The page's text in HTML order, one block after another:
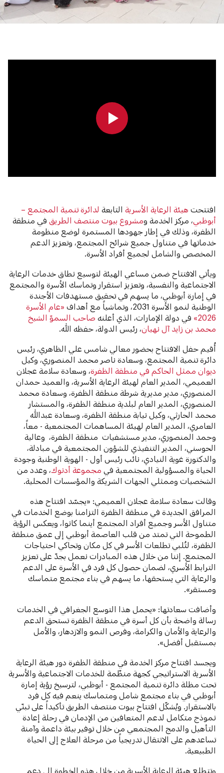
افتتحتهيئة الرعاية الأسريةالتابعةلدائرة تنمية المجتمع –
أبوظبي ، مركز الخدمة ومشروع بيوت منتصف الطريقفي منطقة
الظفرة، وذلك في إطار جهودها المستمرة لوضع منظومة
خدماتها في متناول جميع شرائح المجتمع، وتعزيز الدعم
المخصص والشامل لجميع أفراد الأسرة.
ويأتي الافتتاح ضمن مساعي الهيئة لتوسيع نطاق خدمات الرعاية
الاجتماعية والنفسية، وتعزيز استقرار وتماسك الأسرة والمجتمع
في إمارة أبوظبي، ما يسهم في تحقيق مستهدفات الأجندة
الوطنية لنمو الأسرة 2031، وتماشياً مع أهداف
«عام الأسرة
2026» في دولة الإمارات، الذي أعلنهصاحب السموّ الشيخ
محمد بن زايد آل نهيان، رئيس الدولة، حفظه الله.
أُقيم حفل الافتتاح بحضور معالي شامس علي الظاهري، رئيس
دائرة تنمية المجتمع، وسعادة ناصر محمد المنصوري، وكيل
ديوان ممثل الحاكم في منطقة الظفرة، وسعادة سلامة عجلان
العميمي، المدير العام لهيئة الرعاية الأسرية، والعميد حمدان
المنصوري، مدير مديرية شرطة منطقة الظفرة، وسعادة محمد
المنصوري، المدير العام لبلدية منطقة الظفرة، والمستشار
محمد الحارثي، وكيل نيابة منطقة الظفرة، وسعادة عبدالله
العامري، المدير العام لهيئة المساهمات المجتمعية - معاً،
وحمد المنصوري، مدير مستشفيات منطقة الظفرة، وعالية
الحوسني، المدير التنفيذي للشؤون المجتمعية في مبادلة،
والدكتورة غوية النيادي، نائب رئيس أول - الهوية الوطنية وجودة
الحياة والمسؤولية المجتمعية في مجموعة أدنوك، وعدد من
الشخصيات وممثلي الجهات الشريكة والمؤسسات المحلية.
وقالت سعادة سلامة عجلان العميمي: «يجسّد افتتاح هذه
المرافق الجديدة في منطقة الظفرة التزامنا بوضع الخدمات في
متناول الأسر وجميع أفراد المجتمع أينما كانوا، ويعكس الرؤية
الطموحة التي تمتد من قلب العاصمة أبوظبي إلى عمق منطقة
الظفرة، لتُلبي تطلعات الأسر في كل مكان وتحاكي احتياجات
المجتمع. إننا من خلال هذه المبادرات نعمل بجدّ على تعزيز
الترابط الأسري، لضمان حصول كل فرد في الأسرة على الدعم
والرعاية التي يستحقها، ما يسهم في بناء مجتمع متماسك
ومستقر».
وأضافت سعادتها: «يحمل هذا التوسع الجغرافي في الخدمات
رسالة واضحة بأن كل أسرة في منطقة الظفرة تستحق الدعم
والرعاية والأمان والكرامة، وفرص النمو والازدهار، والأمل
بمستقبل أفضل».
ويجسد افتتاح مركز الخدمة في منطقة الظفرة دور هيئة الرعاية
الأسرية الاستراتيجي كجهة منظّمة للخدمات الاجتماعية والأسرية
تحت مظلة دائرة تنمية المجتمع - أبوظبي، لترسيخ رؤية إمارة
أبوظبي في بناء مجتمع شامل ومتماسك ينعم فيه كل فرد
بالاستقرار. ويُشكّل افتتاح بيوت منتصف الطريق تأكيداً على تبنّي
نموذج متكامل لدعم المتعافين من الإدمان في رحلة إعادة
التأهيل والدمج المجتمعي من خلال توفير بيئة داعمة وآمنة
تساعدهم على الانتقال تدريجياً من مرحلة العلاج إلى الحياة
الطبيعية.
وتتطلع هيئة الرعاية الأسرية من خلال هذه الخطوة إلى دعم